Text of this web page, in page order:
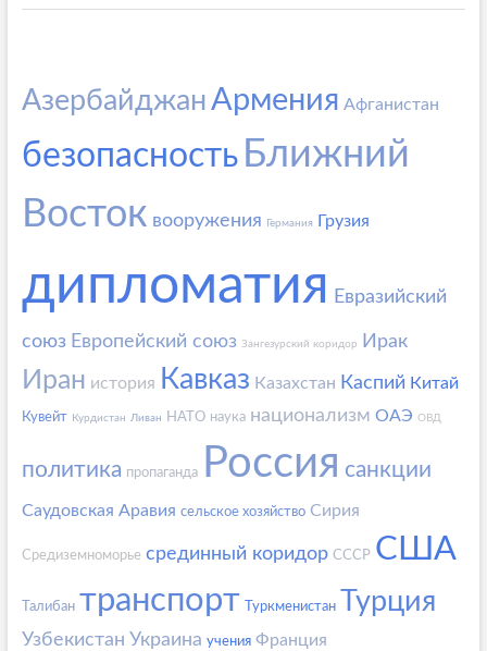
АзербайджанАрмения Афганистан
безопасность Ближний
Восток вооружения Германия Грузия
дипломатия Евразийский
союз Европейский союз Зангезурский коридор Ирак
Иран история Кавказ Казахстан Каспий Китай
Кувейт Курдистан Ливан НАТО наука национализм ОАЭ ОВД
политика пропаганда Россия санкции
Саудовская Аравия сельское хозяйство Сирия
Средиземноморье срединный коридор СССР США
Талибан транспорт Туркменистан Турция
Узбекистан Украина учения Франция